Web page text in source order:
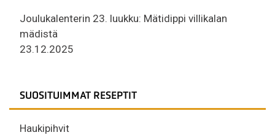
Joulukalenterin 23. luukku: Mätidippi villikalan
mädistä
23.12.2025
SUOSITUIMMAT RESEPTIT
Haukipihvit